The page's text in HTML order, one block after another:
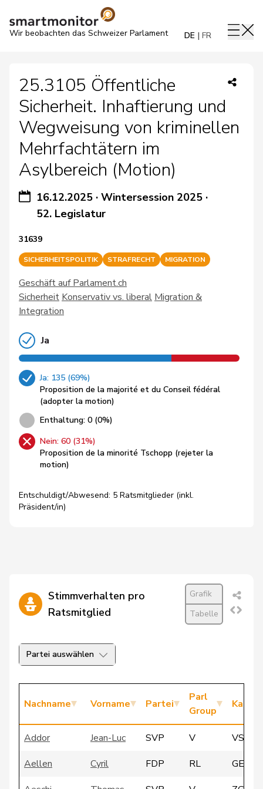
Wir beobachten das Schweizer Parlament DE FR
25.3105 Öffentliche
Sicherheit. Inhaftierung und
Wegweisung von kriminellen
Mehrfachtätern im
Asylbereich (Motion)
16.12.2025 ·Wintersession 2025 ·
52. Legislatur
31639
SICHERHEITSPOLITIK STRAFRECHT MIGRATION
Geschäft auf Parlament.ch
Sicherheit Konservativ vs. liberal Migration &
Integration
Ja
Ja: 135 (69%)
Proposition de la majorité et du Conseil fédéral
(adopter la motion)
Enthaltung: 0 (0%)
Nein: 60 (31%)
Proposition de la minorité Tschopp (rejeter la
motion)
Entschuldigt/Abwesend: 5 Ratsmitglieder (inkl.
Präsident/in)
Stimmverhalten pro
Ratsmitglied
Grafik
Tabelle
Partei auswählen
Nachname Vorname Partei
Parl
Group
Addor Jean-Luc SVP V
VS
Aellen
Cyril FDP RL
GE